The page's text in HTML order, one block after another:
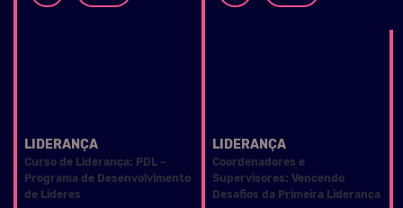
LIDERANÇA
Curso de Liderança: PDL –
Programa de Desenvolvimento
de Líderes
LIDERANÇA
Coordenadores e
Supervisores: Vencendo
Desafios da Primeira Liderança